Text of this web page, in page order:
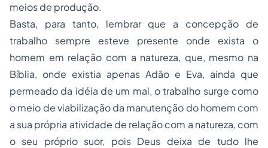
meios de produção.
Basta, para tanto, lembrar que a concepção de
trabalho sempre esteve presente onde exista o
homem em relação com a natureza, que, mesmo na
Bíblia, onde existia apenas Adão e Eva, ainda que
permeado da idéia de um mal, o trabalho surge como
o meio de viabilização da manutenção do homem com
a sua própria atividade de relação com a natureza, com
o seu próprio suor, pois Deus deixa de tudo lhe